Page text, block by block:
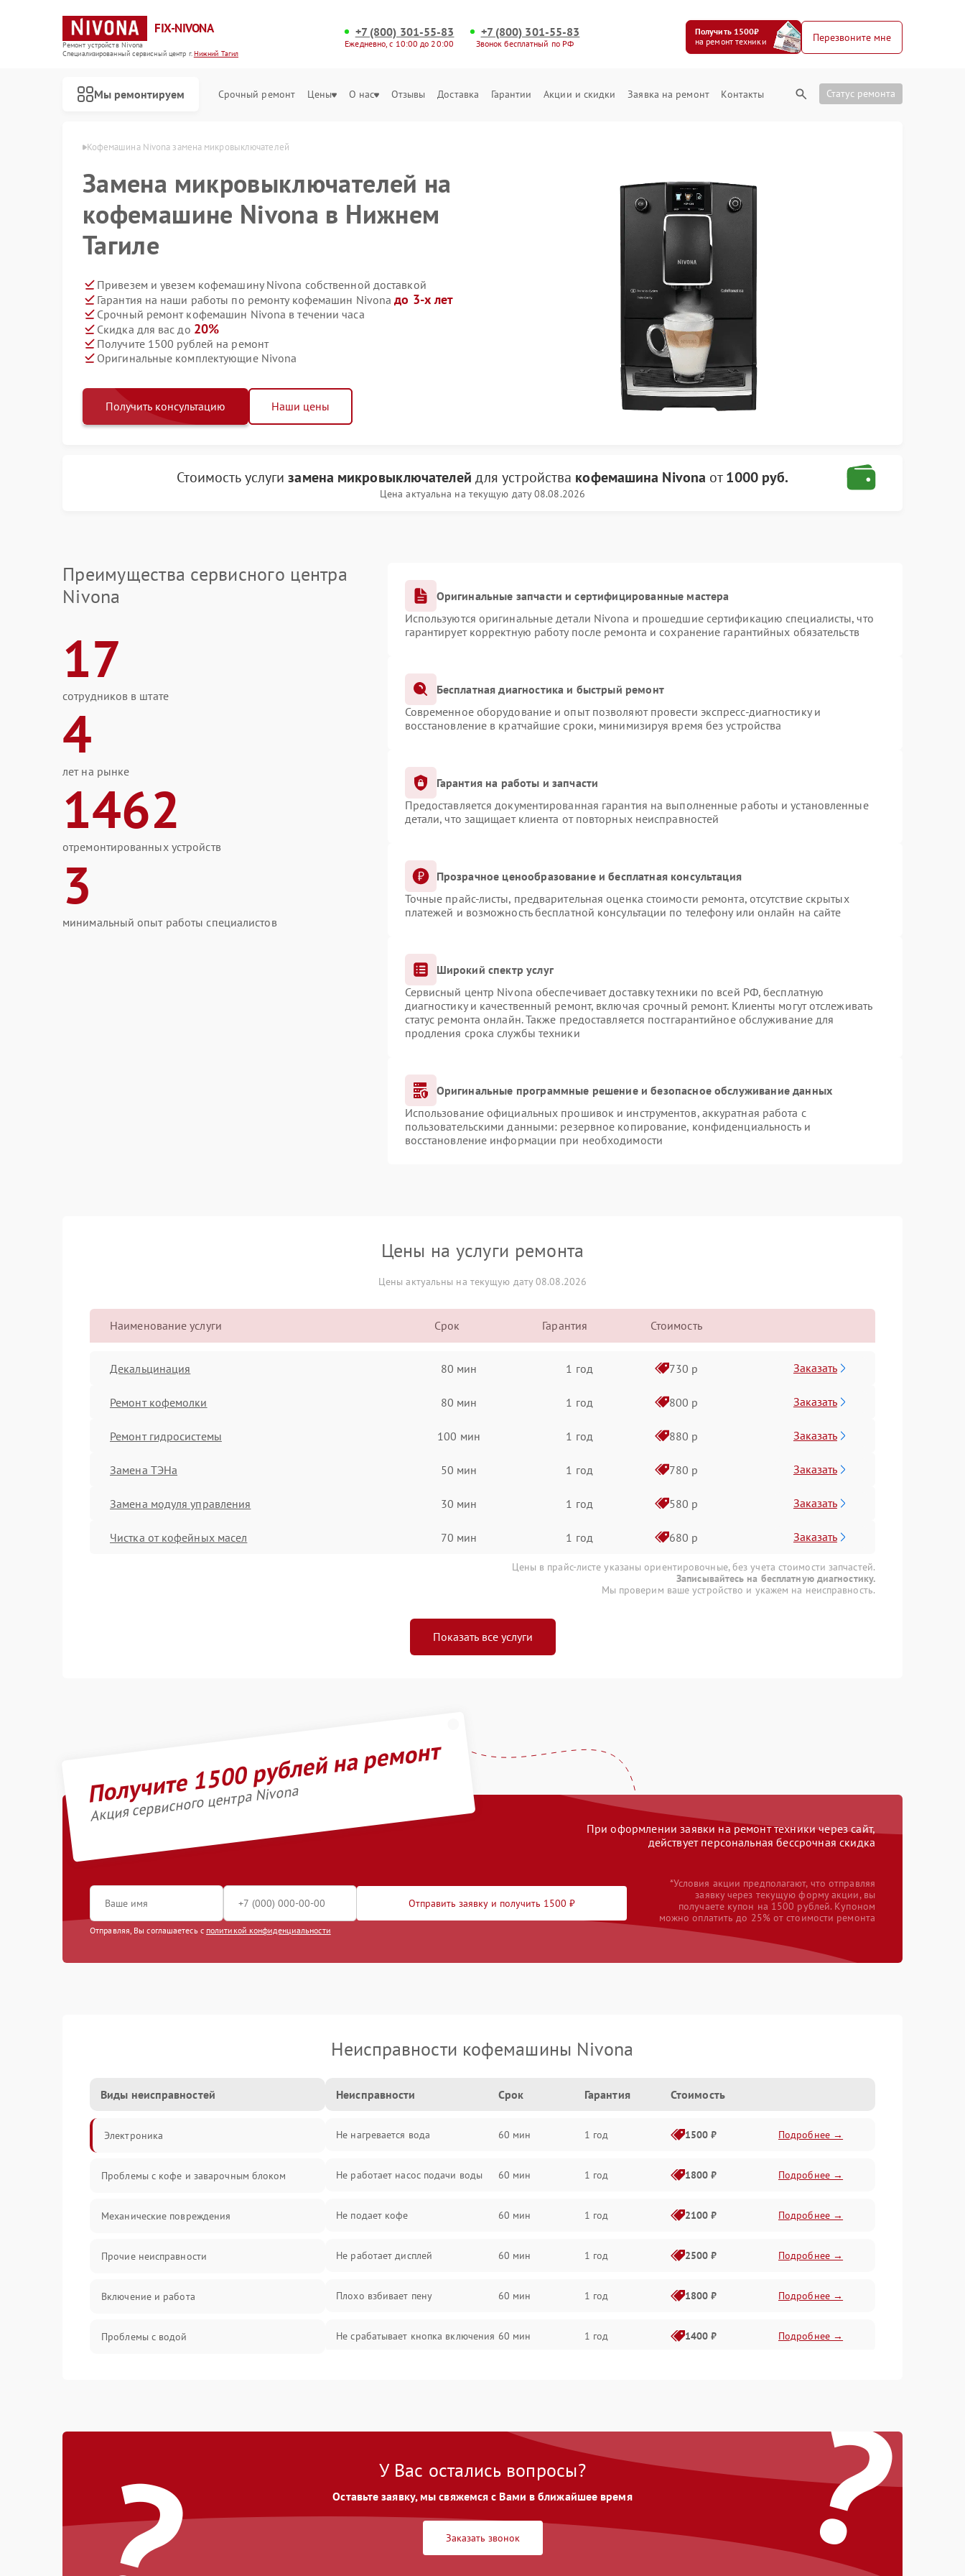
FIX-NIVONA
Ремонт устройств Nivona
Специализированный cервисный центр г.Нижний Тагил
+7 (800) 301-55-83
Ежедневно, с 10:00 до 20:00
+7 (800) 301-55-83
Звонок бесплатный по РФ
Получить 1500₽
на ремонт техники
Перезвоните мне
Мы ремонтируем Срочный ремонт Цены О нас Отзывы Доставка Гарантии Акции и скидки Заявка на ремонт Контакты Статус ремонта
Кофемашина Nivona замена микровыключателей
Замена микровыключателей на
кофемашине Nivona в Нижнем
Тагиле
Привезем и увезем кофемашину Nivona собственной доставкой
Гарантия на наши работы по ремонту кофемашин Nivonaдо 3-х лет
Срочный ремонт кофемашин Nivona в течении часа
Скидка для вас до 20%
Получите 1500 рублей на ремонт
Оригинальные комплектующие Nivona
Получить консультацию Наши цены
Стоимость услугизамена микровыключателей для устройства кофемашина Nivona от1000 руб.
Цена актуальна на текущую дату 08.08.2026
Преимущества сервисного центра
Nivona
17
сотрудников в штате
4
лет на рынке
1462
отремонтированных устройств
3
минимальный опыт работы специалистов
Оригинальные запчасти и сертифицированные мастера
Используются оригинальные детали Nivona и прошедшие сертификацию специалисты, что
гарантирует корректную работу после ремонта и сохранение гарантийных обязательств
Бесплатная диагностика и быстрый ремонт
Современное оборудование и опыт позволяют провести экспресс-диагностику и
восстановление в кратчайшие сроки, минимизируя время без устройства
Гарантия на работы и запчасти
Предоставляется документированная гарантия на выполненные работы и установленные
детали, что защищает клиента от повторных неисправностей
Прозрачное ценообразование и бесплатная консультация
Точные прайс-листы, предварительная оценка стоимости ремонта, отсутствие скрытых
платежей и возможность бесплатной консультации по телефону или онлайн на сайте
Широкий спектр услуг
Сервисный центр Nivona обеспечивает доставку техники по всей РФ, бесплатную
диагностику и качественный ремонт, включая срочный ремонт. Клиенты могут отслеживать
статус ремонта онлайн. Также предоставляется постгарантийное обслуживание для
продления срока службы техники
Оригинальные программные решение и безопасное обслуживание данных
Использование официальных прошивок и инструментов, аккуратная работа с
пользовательскими данными: резервное копирование, конфиденциальность и
восстановление информации при необходимости
Цены на услуги ремонта
Цены актуальны на текущую дату 08.08.2026
Наименование услуги Срок Гарантия Стоимость
Декальцинация 80 мин 1 год 730 р Заказать
Ремонт кофемолки 80 мин 1 год 800 р Заказать
Ремонт гидросистемы 100 мин 1 год 880 р Заказать
Замена ТЭНа 50 мин 1 год 780 р Заказать
Замена модуля управления 30 мин 1 год 580 р Заказать
Чистка от кофейных масел 70 мин 1 год 680 р Заказать
Цены в прайс-листе указаны ориентировочные, без учета стоимости запчастей.
Записывайтесь на бесплатную диагностику.
Мы проверим ваше устройство и укажем на неисправность.
Показать все услуги
Получите 1500 рублей на ремонт
Акция сервисного центра Nivona
При оформлении заявки на ремонт техники через сайт,
действует персональная бессрочная скидка
Отправить заявку и получить 1500 ₽
Отправляя, Вы соглашаетесь с политикой конфиденциальности
*Условия акции предполагают, что отправляя
заявку через текущую форму акции, вы
получаете купон на 1500 рублей. Купоном
можно оплатить до 25% от стоимости ремонта
Неисправности кофемашины Nivona
Виды неисправностей
Электроника
Проблемы с кофе и заварочным блоком
Механические повреждения
Прочие неисправности
Включение и работа
Проблемы с водой
Неисправности Срок Гарантия Стоимость
Не нагревается вода 60 мин 1 год 1500 ₽ Подробнее →
Не работает насос подачи воды 60 мин 1 год 1800 ₽ Подробнее →
Не подает кофе 60 мин 1 год 2100 ₽ Подробнее →
Не работает дисплей 60 мин 1 год 2500 ₽ Подробнее →
Плохо взбивает пену 60 мин 1 год 1800 ₽ Подробнее →
Не срабатывает кнопка включения 60 мин 1 год 1400 ₽ Подробнее →
?
У Вас остались вопросы?
Оставьте заявку, мы свяжемся с Вами в ближайшее время
Заказать звонок